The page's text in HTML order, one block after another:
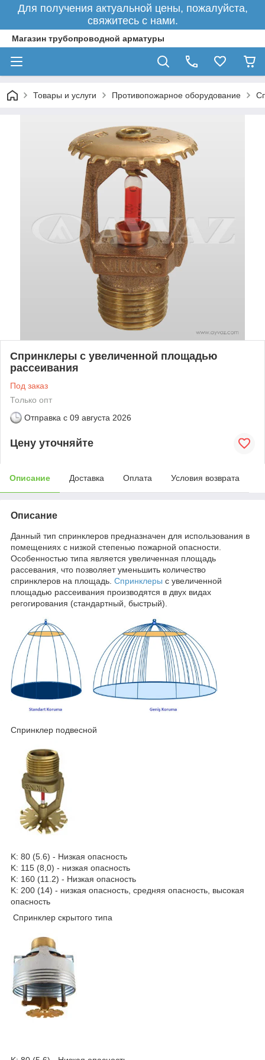
Для получения актуальной цены, пожалуйста,
свяжитесь с нами.
Магазин трубопроводной арматуры
Товары и услуги Противопожарное оборудование
Спринклеры с увеличенной площадью
рассеивания
Под заказ
Только опт
Отправка с 09 августа 2026
Цену уточняйте
Описание Доставка Оплата Условия возврата
Описание
Данный тип спринклеров предназначен для использования в
помещениях с низкой степенью пожарной опасности.
Особенностью типа является увеличенная площадь
рассевания, что позволяет уменьшить количество
спринклеров на площадь. Спринклеры с увеличенной
площадью рассеивания производятся в двух видах
регогирования (стандартный, быстрый).
Спринклер подвесной
K: 80 (5.6) - Низкая опасность
K: 115 (8,0) - низкая опасность
K: 160 (11.2) - Низкая опасность
K: 200 (14) - низкая опасность, средняя опасность, высокая
опасность
Спринклер cкрытого типа